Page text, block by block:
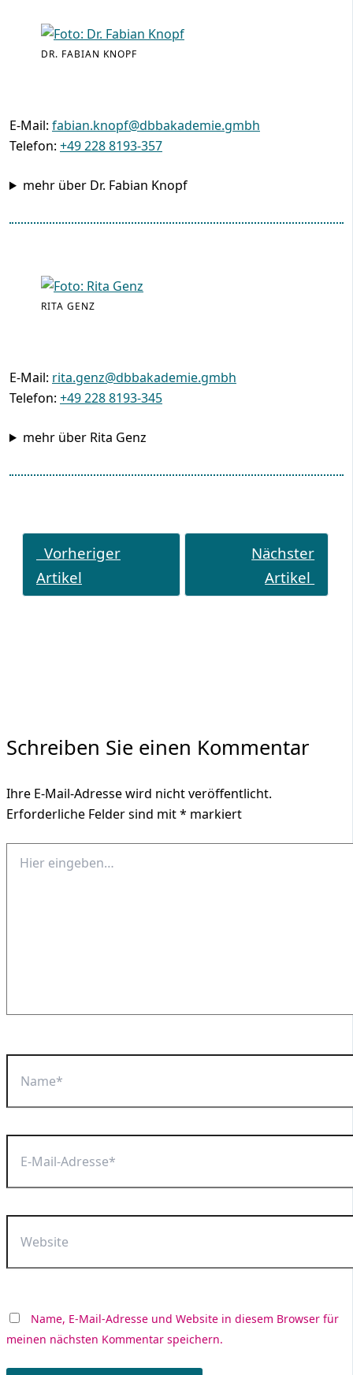
DR. FABIAN KNOPF
E-Mail: fabian.knopf@dbbakademie.gmbh
Telefon: +49 228 8193-357
mehr über Dr. Fabian Knopf
RITA GENZ
E-Mail: rita.genz@dbbakademie.gmbh
Telefon: +49 228 8193-345
mehr über Rita Genz
Vorheriger
Artikel
Nächster
Artikel
Schreiben Sie einen Kommentar
Ihre E-Mail-Adresse wird nicht veröffentlicht.
Erforderliche Felder sind mit* markiert
eingeben…
Name*
E-
Mail-
Website
Name, E-Mail-Adresse und Website in diesem Browser für
meinen nächsten Kommentar speichern.